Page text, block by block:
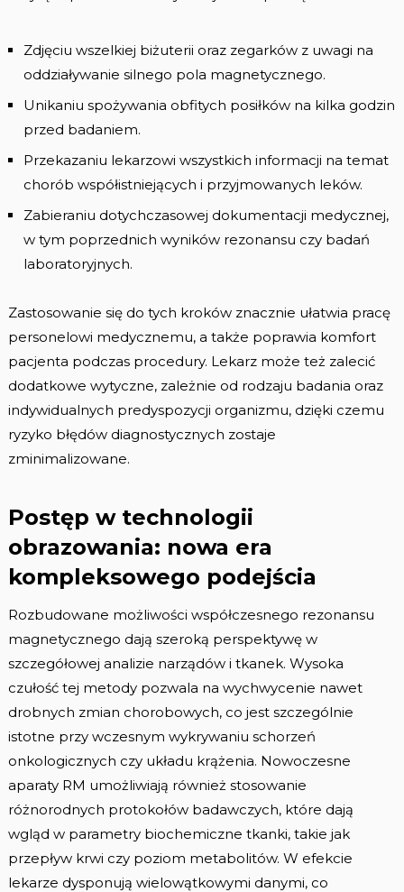
Zdjęciu wszelkiej biżuterii oraz zegarków z uwagi na
oddziaływanie silnego pola magnetycznego.
Unikaniu spożywania obfitych posiłków na kilka godzin
przed badaniem.
Przekazaniu lekarzowi wszystkich informacji na temat
chorób współistniejących i przyjmowanych leków.
Zabieraniu dotychczasowej dokumentacji medycznej,
w tym poprzednich wyników rezonansu czy badań
laboratoryjnych.
Zastosowanie się do tych kroków znacznie ułatwia pracę
personelowi medycznemu, a także poprawia komfort
pacjenta podczas procedury. Lekarz może też zalecić
dodatkowe wytyczne, zależnie od rodzaju badania oraz
indywidualnych predyspozycji organizmu, dzięki czemu
ryzyko błędów diagnostycznych zostaje
zminimalizowane.
Postęp w technologii
obrazowania: nowa era
kompleksowego podejścia
Rozbudowane możliwości współczesnego rezonansu
magnetycznego dają szeroką perspektywę w
szczegółowej analizie narządów i tkanek. Wysoka
czułość tej metody pozwala na wychwycenie nawet
drobnych zmian chorobowych, co jest szczególnie
istotne przy wczesnym wykrywaniu schorzeń
onkologicznych czy układu krążenia. Nowoczesne
aparaty RM umożliwiają również stosowanie
różnorodnych protokołów badawczych, które dają
wgląd w parametry biochemiczne tkanki, takie jak
przepływ krwi czy poziom metabolitów. W efekcie
lekarze dysponują wielowątkowymi danymi, co